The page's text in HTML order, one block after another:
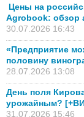
Цены на
Agrobook: обзор
30.07.2026 16:43
«Предприятие
половину
28.07.2026 13:08
День поля
урожайным?
31.07.2026 15:46